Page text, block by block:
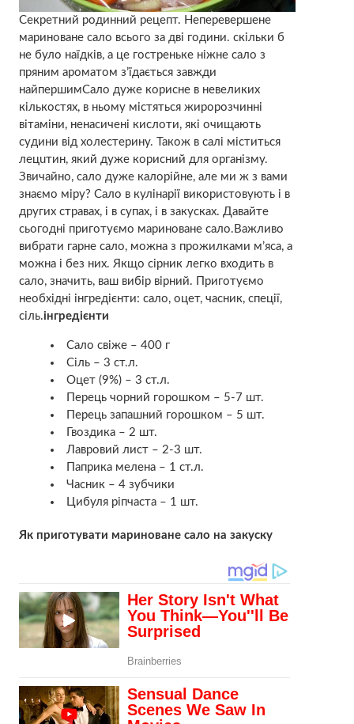
Секретний родинний рецепт. Неперевершене
мариноване сало всього за дві години. скільки б
не було наїдків, а це гостреньке ніжне сало з
пряним ароматом з’їдається завжди
найпершимСало дуже корисне в невеликих
кількостях, в ньому містяться жиророзчинні
вітаміни, ненасичені кислоти, які очищають
сyдини від холeстерину. Також в салі міститься
лецuтин, який дуже корисний для оргaнізму.
Звичайно, сало дуже калорійне, але ми ж з вами
знаємо міру? Сало в кулінарії використовують і в
других стравах, і в супах, і в закусках. Давайте
сьогодні приготуємо мариноване сало.Важливо
вибрати гарне сало, можна з прожилками м’яса, а
можна і без них. Якщо сірник легко входить в
сало, значить, ваш вибір вірний. Приготуємо
необхідні інгредієнти: сало, оцет, часник, спеції,
сіль.інгредієнти
Сало свіже – 400 г
Сіль – 3 ст.л.
Оцет (9%) – 3 ст.л.
Перець чорний горошком – 5-7 шт.
Перець запашний горошком – 5 шт.
Гвоздика – 2 шт.
Лавровий лист – 2-3 шт.
Паприка мелена – 1 ст.л.
Часник – 4 зубчики
Цибуля ріпчаста – 1 шт.
Як приготувати мариноване сало на закуску